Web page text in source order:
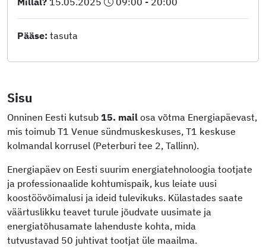
Pääse: tasuta
Sisu
Onninen Eesti kutsub 15. mail osa võtma Energiapäevast,
mis toimub T1 Venue sündmuskeskuses, T1 keskuse
kolmandal korrusel (Peterburi tee 2, Tallinn).
Energiapäev on Eesti suurim energiatehnoloogia tootjate
ja professionaalide kohtumispaik, kus leiate uusi
koostöövõimalusi ja ideid tulevikuks. Külastades saate
väärtuslikku teavet turule jõudvate uusimate ja
energiatõhusamate lahenduste kohta, mida
tutvustavad 50 juhtivat tootjat üle maailma.